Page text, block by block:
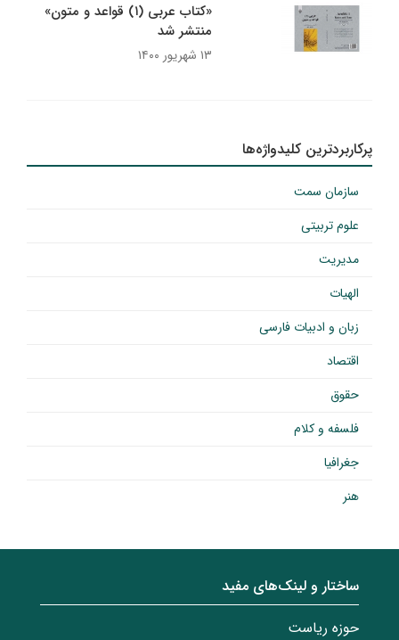
«کتاب عربی (۱) قواعد و متون»
منتشر شد
۱۳ شهریور ۱۴۰۰
پرکاربردترین کلیدواژه‌ها
سازمان سمت
علوم تربیتی
مدیریت
الهیات
زبان و ادبیات فارسی
اقتصاد
حقوق
فلسفه و کلام
جغرافیا
هنر
ساختار‌‌ و‌‌ لینک‌های مفید
حوزه ریاست